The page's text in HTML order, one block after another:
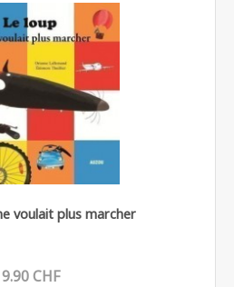
voulait plus marcher
9.90 CHF